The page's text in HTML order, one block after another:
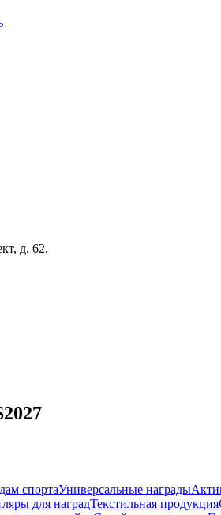
д. 62.
спортаУниверсальные награды
для наградТекстильная продукция